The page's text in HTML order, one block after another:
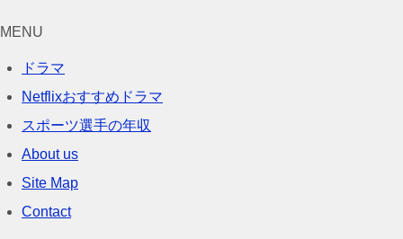
MENU
ドラマ
Netflixおすすめドラマ
スポーツ選手の年収
About us
Site Map
Contact